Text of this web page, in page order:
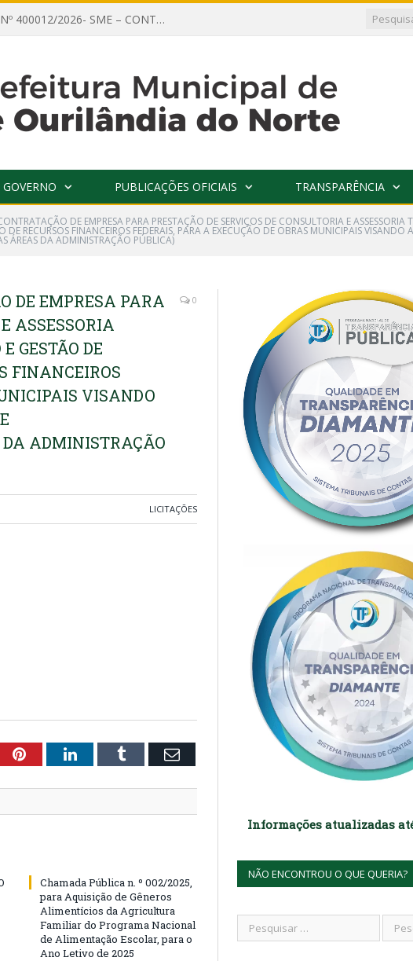
AVISO DE DISPENSA DE LICITAÇÃO Nº 400012/2026- SME – CONTRATAÇÃO DE EMPRESA ESPECIALIZADA PARA LOCAÇÃO DE ÔNIBUS EXECUTIVO COM CAPACIDADE DE 60 (SESSENTA) POLTRONAS, PARA TRANSPORTAR PROFESSORES RESPONSÁVEIS E ALUNOS PARA BRASÍLIA, COM SAÍDA DIA 10/08/2026 E RETORNO DIA 14/08/2026
PUBLICAÇÕES OFICIAIS TRANSPARÊNCIA
DE EMPRESA PARA PRESTAÇÃO DE SERVIÇOS DE CONSULTORIA E ASSESSORIA
RECURSOS FINANCEIROS FEDERAIS, PARA A EXECUÇÃO DE OBRAS MUNICIPAIS VISANDO A
ÁREAS DA ADMINISTRAÇÃO PÚBLICA)
DE EMPRESA PARA
ASSESSORIA
GESTÃO DE
FINANCEIROS
VISANDO
DA ADMINISTRAÇÃO
0
LICITAÇÕES
PinterestLinkedInTumblr Email
Chamada Pública n. º 002/2025,
para Aquisição de Gêneros
Alimentícios da Agricultura
Familiar do Programa Nacional
de Alimentação Escolar, para o
Ano Letivo de 2025
Informações atualizadas
NÃO ENCONTROU O QUE QUERIA?